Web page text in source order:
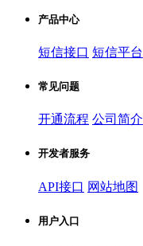
产品中心
短信接口 短信平台
常见问题
开通流程 公司简介
开发者服务
API接口 网站地图
用户入口